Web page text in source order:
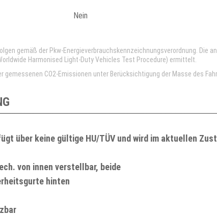
Nein
gemäß der Pkw-Energieverbrauchskennzeichnungsverordnung. Die
Harmonised Light-Duty Vehicles Test Procedure) ermittelt.
gemessenen CO2-Emissionen unter Berücksichtigung der Masse des
über keine gültige HU/TÜV und wird im aktuellen
von innen verstellbar, beide
hinten